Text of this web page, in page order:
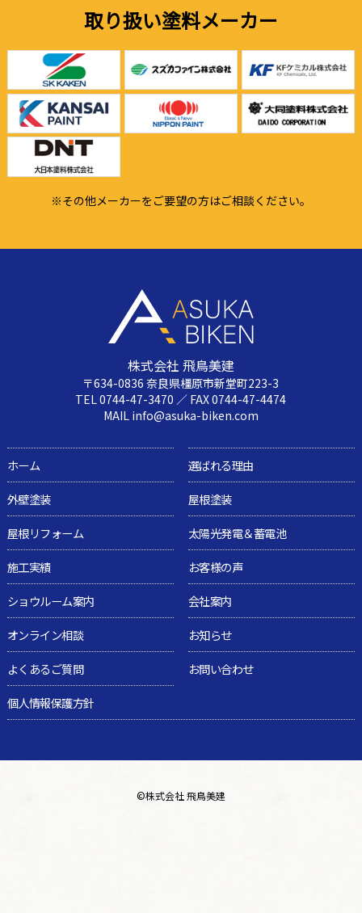
取り扱い塗料メーカー
※その他メーカーをご要望の方はご相談ください。
株式会社 飛鳥美建
〒634-0836 奈良県橿原市新堂町223-3
TEL 0744-47-3470 ／ FAX 0744-47-4474
MAIL info@asuka-biken.com
ホーム
選ばれる理由
外壁塗装
屋根塗装
屋根リフォーム
太陽光発電＆蓄電池
施工実績
お客様の声
ショウルーム案内
会社案内
オンライン相談
お知らせ
よくあるご質問
お問い合わせ
個人情報保護方針
©株式会社 飛鳥美建